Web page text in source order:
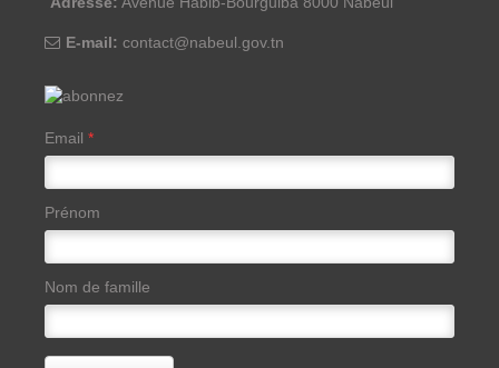
E-mail: contact@nabeul.gov.tn
Email *
Prénom
Nom de famille